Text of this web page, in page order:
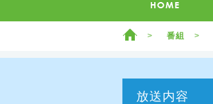
ホーム 番組
放送内容